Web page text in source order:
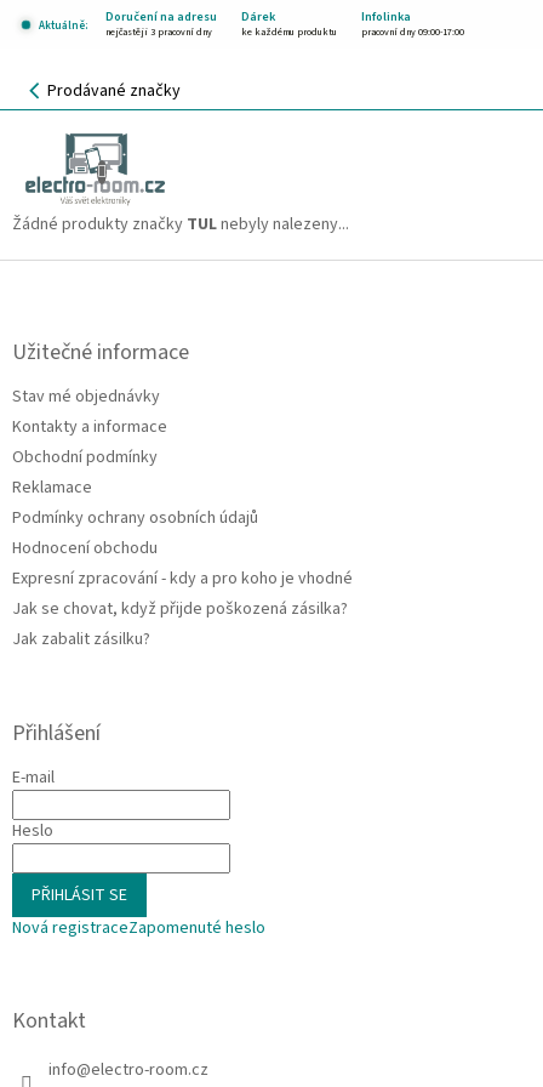
Aktuálně:
Doručení na adresu Dárek Infolinka
nejčastěji 3 pracovní dny ke každému produktu pracovní dny 09:00-17:00
NÁKUPNÍ
KOŠÍK
Prodávané značky
Žádné produkty značky TULnebyly nalezeny...
Z
Užitečné informace
Stav mé objednávky
Kontakty a informace
Obchodní podmínky
Reklamace
Podmínky ochrany osobních údajů
Hodnocení obchodu
Expresní zpracování - kdy a pro koho je vhodné
Jak se chovat, když přijde poškozená zásilka?
Jak zabalit zásilku?
Přihlášení
E-mail
Heslo
PŘIHLÁSIT SE
Nová registraceZapomenuté heslo
Kontakt
info@electro-room.cz